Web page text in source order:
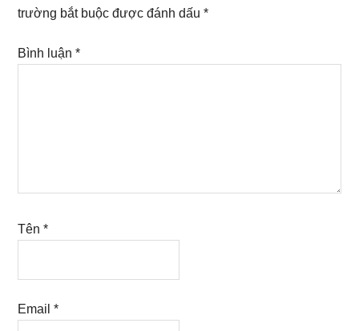
trường bắt buộc được đánh dấu*
Bình luận*
Tên*
Email*